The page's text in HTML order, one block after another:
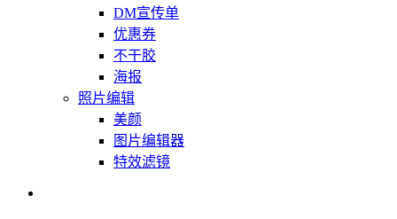
DM宣传单
优惠券
不干胶
海报
照片编辑
美颜
图片编辑器
特效滤镜